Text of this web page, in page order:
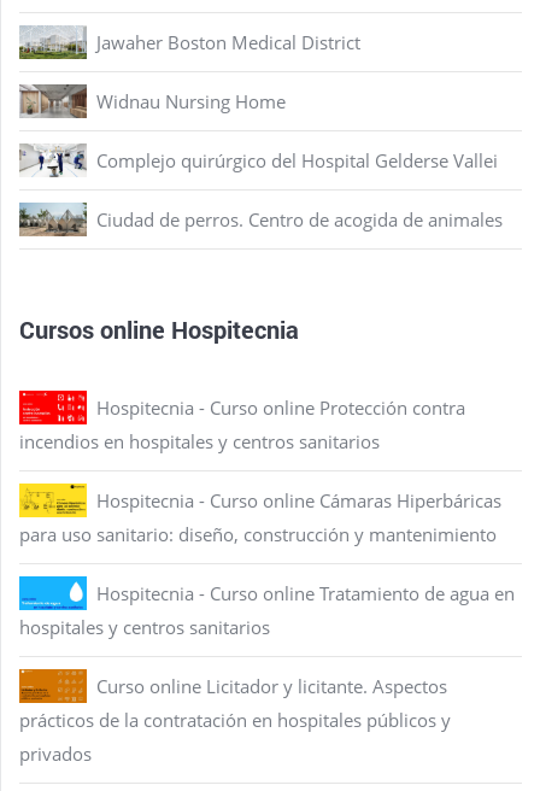
Jawaher Boston Medical District
Widnau Nursing Home
Complejo quirúrgico del Hospital Gelderse Vallei
Ciudad de perros. Centro de acogida de animales
Cursos online Hospitecnia
Hospitecnia - Curso online Protección contra
incendios en hospitales y centros sanitarios
Hospitecnia - Curso online Cámaras Hiperbáricas
para uso sanitario: diseño, construcción y mantenimiento
Hospitecnia - Curso online Tratamiento de agua en
hospitales y centros sanitarios
Curso online Licitador y licitante. Aspectos
prácticos de la contratación en hospitales públicos y
privados